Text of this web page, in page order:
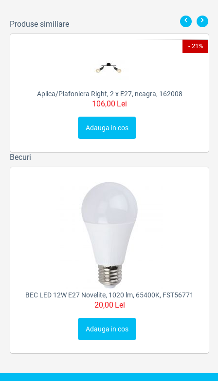
Produse similiare
- 21%
Aplica/Plafoniera Right, 2 x E27, neagra, 162008
106,00 Lei
Adauga in cos
Becuri
BEC LED 12W E27 Novelite, 1020 lm, 65400K, FST56771
20,00 Lei
Adauga in cos